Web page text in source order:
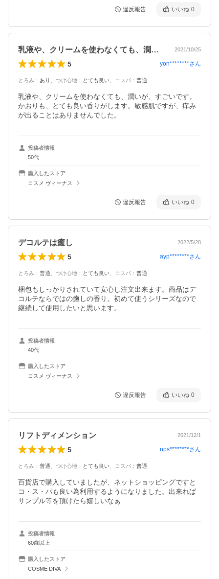
違反報告 いいね 0
乳液や、クリームを使わなくても、潤いが… 2021/10/25
5 yon********さん
とろみ ： あり つけ心地 ： とても良い コスパ ： 普通
乳液や、クリームを使わなくても、潤いが、すごいです。
かおりも、とても良い香りがします。敏感肌ですが、痒み
が出ることはありませんでした。
投稿者情報
50代
購入したストア
コスメ ヴィーナス
違反報告 いいね 0
デコルテは癒し 2022/5/28
5 ayp********さん
とろみ ： 普通 つけ心地 ： とても良い コスパ ： 普通
梱包もしっかりされていて安心し注文出来ます。商品はデ
コルテならではの癒しの香り。初めて使うシリーズなので
継続して使用したいと思います。
投稿者情報
40代
購入したストア
コスメ ヴィーナス
違反報告 いいね 0
リフトディメンション 2021/12/1
5 nps********さん
とろみ ： 普通 つけ心地 ： とても良い コスパ ： 普通
百貨店で購入していましたが、ネットショッピングですと
コ・ス・パも良い為利用するようになりました。出来れば
サンプル等を頂けたら嬉しいなぁ
投稿者情報
60歳以上
購入したストア
COSME DIVA